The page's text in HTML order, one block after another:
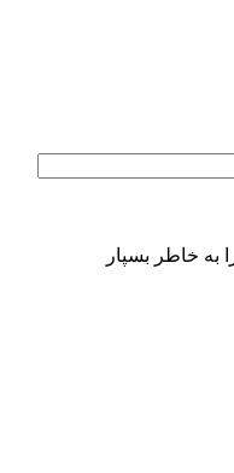
به خاطر بسپار